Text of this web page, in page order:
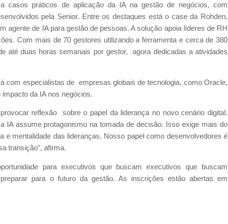
casos práticos de aplicação da IA na gestão de negócios, com
pela Senior. Entre os destaques está o case da Rohden,
agente de IA para gestão de pessoas. A solução apoia líderes de RH
Com mais de 70 gestores utilizando a ferramenta e cerca de 380
até duas horas semanais por gestor, agora dedicadas a atividades
com especialistas de empresas globais de tecnologia, como Oracle,
da IA nos negócios.
reflexão sobre o papel da liderança no novo cenário digital.
IA assume protagonismo na tomada de decisão. Isso exige mais do
e mentalidade das lideranças. Nosso papel como desenvolvedores é
transição”, afirma.
para executivos que buscam executivos que buscam
para o futuro da gestão. As inscrições estão abertas em